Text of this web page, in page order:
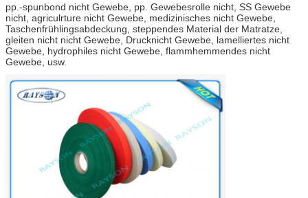
pp.-spunbond nicht Gewebe, pp. Gewebesrolle nicht, SS Gewebe
nicht, agriculrture nicht Gewebe, medizinisches nicht Gewebe,
Taschenfrühlingsabdeckung, steppendes Material der Matratze,
gleiten nicht nicht Gewebe, Drucknicht Gewebe, lamelliertes nicht
Gewebe, hydrophiles nicht Gewebe, flammhemmendes nicht
Gewebe, usw.